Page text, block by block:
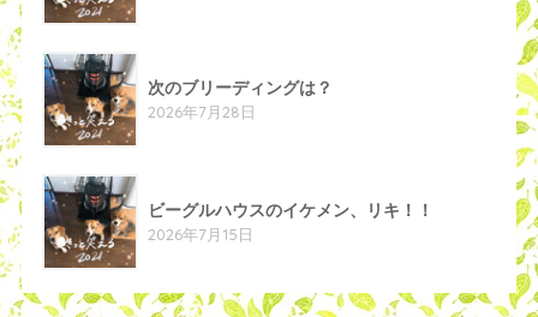
次のブリーディングは？
2026年7月28日
ビーグルハウスのイケメン、リキ！！
2026年7月15日